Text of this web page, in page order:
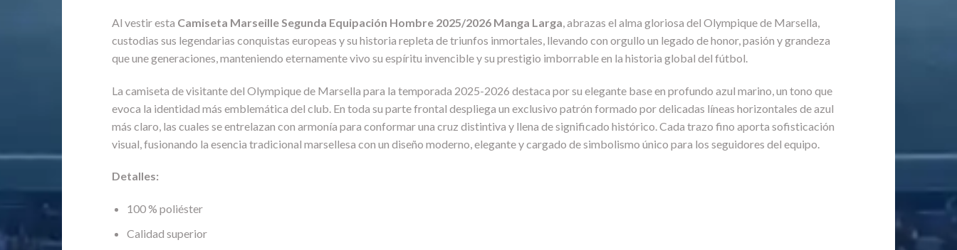
Al vestir esta Camiseta Marseille Segunda Equipación Hombre 2025/2026 Manga Larga , abrazas el alma gloriosa del Olympique de Marsella,
custodias sus legendarias conquistas europeas y su historia repleta de triunfos inmortales, llevando con orgullo un legado de honor, pasión y grandeza
que une generaciones, manteniendo eternamente vivo su espíritu invencible y su prestigio imborrable en la historia global del fútbol.
La camiseta de visitante del Olympique de Marsella para la temporada 2025-2026 destaca por su elegante base en profundo azul marino, un tono que
evoca la identidad más emblemática del club. En toda su parte frontal despliega un exclusivo patrón formado por delicadas líneas horizontales de azul
más claro, las cuales se entrelazan con armonía para conformar una cruz distintiva y llena de significado histórico. Cada trazo fino aporta sofisticación
visual, fusionando la esencia tradicional marsellesa con un diseño moderno, elegante y cargado de simbolismo único para los seguidores del equipo.
Detalles:
100 % poliéster
Calidad superior